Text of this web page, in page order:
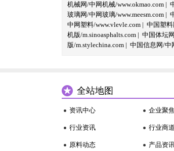
机械网/中网机械/www.okmao.com |
玻璃网/中网玻璃/www.meesm.com |
中网塑料/www.vlevle.com | 中国塑
机版/m.sinoasphalts.com | 中国体坛
版/m.stylechina.com | 中国信息网/中
全站地图
资讯中心
行业资讯
原料动态
企业聚焦
行业商道
产品资